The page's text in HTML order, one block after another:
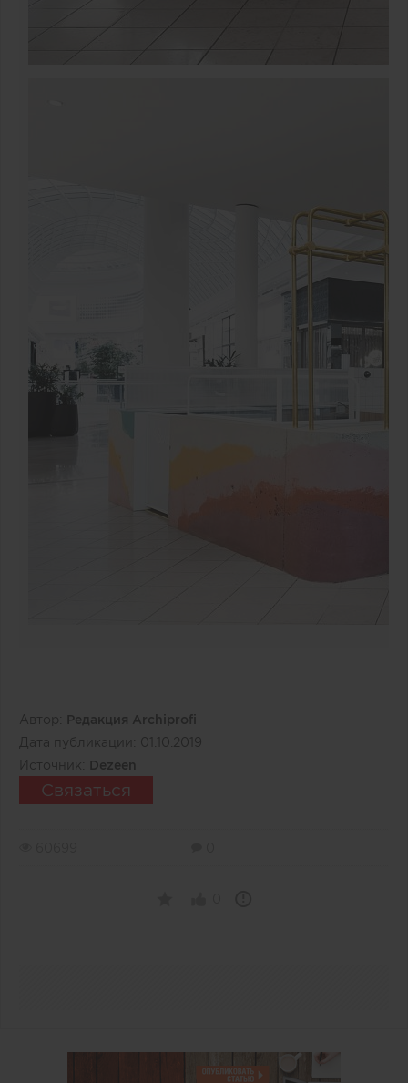
Автор:
Редакция Archiprofi
Дата публикации: 01.10.2019
Источник:
Dezeen
Связаться